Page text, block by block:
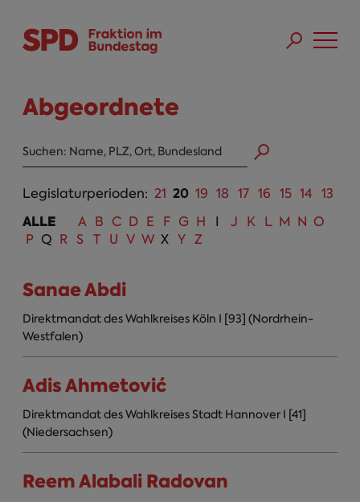
Abgeordnete
Abgeordneten Suche
Legislaturperioden: 21 20 19 18 17 16 15 14 13
ALLE A B C D E F G H I J K L M N O
P Q R S T U V W X Y Z
Sanae Abdi
Direktmandat des Wahlkreises Köln I [93] (Nordrhein-
Westfalen)
Adis Ahmetović
Direktmandat des Wahlkreises Stadt Hannover I [41]
(Niedersachsen)
Reem Alabali Radovan